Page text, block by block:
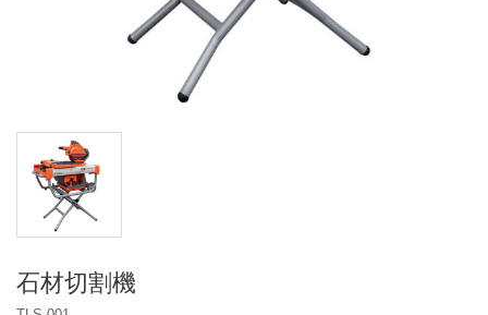
石材切割機